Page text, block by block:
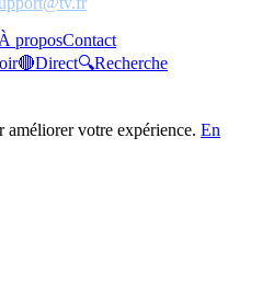
À proposContact
🔴Direct🔍Recherche
votre expérience. En